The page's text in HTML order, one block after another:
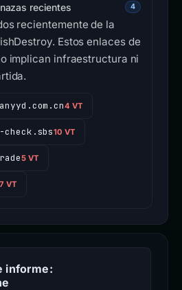
recientes 4
recientemente de la
Estos enlaces de
implican infraestructura ni
4 VT
10 VT
5 VT
7 VT
informe: